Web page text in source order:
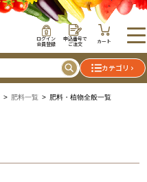
ログイン
会員登録
申込番号で
ご注文 カート
カテゴリ
> 肥料一覧 > 肥料・植物全般一覧